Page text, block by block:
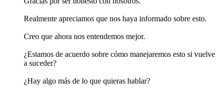
Realmente apreciamos que nos haya informado sobre esto.
Creo que ahora nos entendemos mejor.
¿Estamos de acuerdo sobre cómo manejaremos esto si vuelve
a suceder?
¿Hay algo más de lo que quieras hablar?